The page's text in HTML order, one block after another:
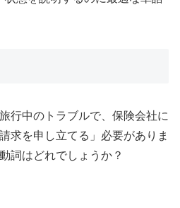
行中のトラブルで、保険会社に
求を申し立てる」必要がありま
詞はどれでしょうか？